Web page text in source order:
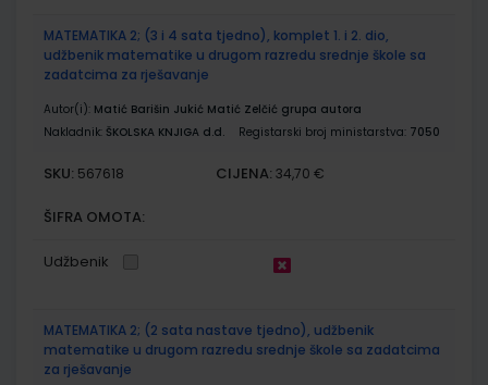
MATEMATIKA 2; (3 i 4 sata tjedno), komplet 1. i 2. dio,
udžbenik matematike u drugom razredu srednje škole sa
zadatcima za rješavanje
Autor(i): Matić Barišin Jukić Matić Zelčić grupa autora
Nakladnik: ŠKOLSKA KNJIGA d.d. Registarski broj ministarstva: 7050
SKU: 567618 CIJENA: 34,70 €
ŠIFRA OMOTA:
Udžbenik
MATEMATIKA 2; (2 sata nastave tjedno), udžbenik
matematike u drugom razredu srednje škole sa zadatcima
za rješavanje